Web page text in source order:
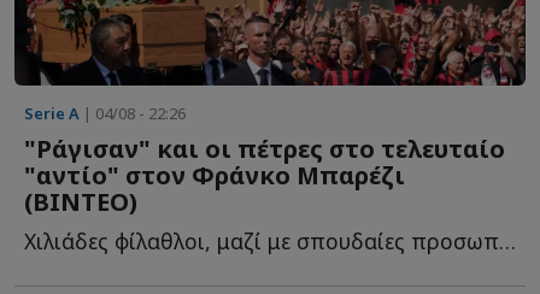
Serie A | 04/08 - 22:26
"Ράγισαν" και οι πέτρες στο τελευταίο
"αντίο" στον Φράνκο Μπαρέζι
(ΒΙΝΤΕΟ)
Χιλιάδες φίλαθλοι, μαζί με σπουδαίες προσωπικότητες τ...